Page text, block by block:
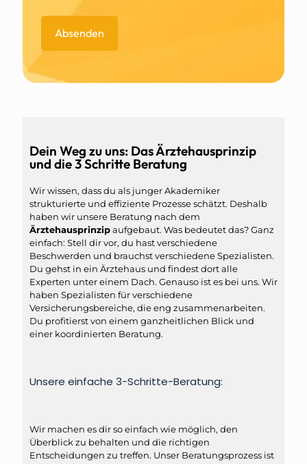
Dein Weg zu uns: Das Ärztehausprinzip
und die 3 Schritte Beratung
Wir wissen, dass du als junger Akademiker
strukturierte und effiziente Prozesse schätzt. Deshalb
haben wir unsere Beratung nach dem
Ärztehausprinzipaufgebaut. Was bedeutet das? Ganz
einfach: Stell dir vor, du hast verschiedene
Beschwerden und brauchst verschiedene Spezialisten.
Du gehst in ein Ärztehaus und findest dort alle
Experten unter einem Dach. Genauso ist es bei uns. Wir
haben Spezialisten für verschiedene
Versicherungsbereiche, die eng zusammenarbeiten.
Du profitierst von einem ganzheitlichen Blick und
einer koordinierten Beratung.
Unsere einfache 3-Schritte-Beratung:
Wir machen es dir so einfach wie möglich, den
Überblick zu behalten und die richtigen
Entscheidungen zu treffen. Unser Beratungsprozess ist